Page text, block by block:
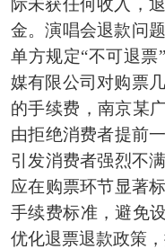
际未获任何收入，
金。演唱会退款问
单方规定“不可退票
媒有限公司对购票
的手续费，南京某
由拒绝消费者提前
引发消费者强烈不
应在购票环节显著
手续费标准，避免
优化退票退款政策